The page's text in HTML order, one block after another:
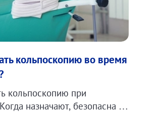
кольпоскопию во время
кольпоскопию при
назначают, безопасна ли